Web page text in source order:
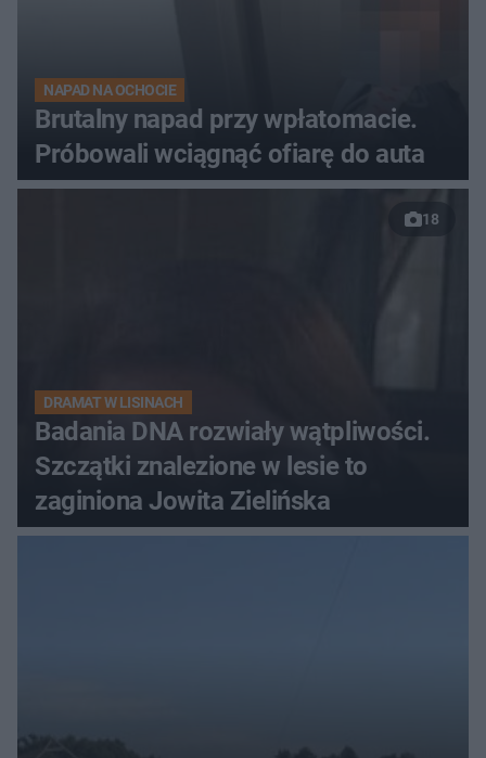
NAPAD NA OCHOCIE
Brutalny napad przy wpłatomacie.
Próbowali wciągnąć ofiarę do auta
18
DRAMAT W LISINACH
Badania DNA rozwiały wątpliwości.
Szczątki znalezione w lesie to
zaginiona Jowita Zielińska